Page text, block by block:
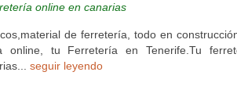
online en canarias
de ferretería, todo en
online, tu Ferretería en Tenerife.Tu
seguir leyendo